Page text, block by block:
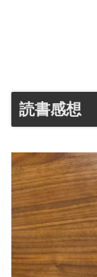
読書感想